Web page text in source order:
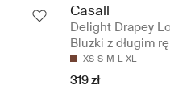
Casall
Delight Drapey
Bluzki z długim
XS S M L XL
319 zł